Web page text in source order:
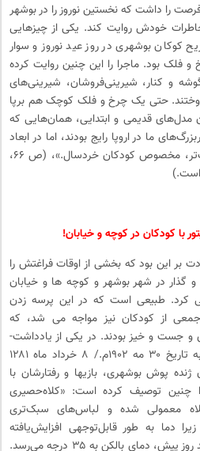
فرصت را داشت که نخستین نوروز را در بوشهر
خودش روایت کند. یکی از چیزهایی
کوکان بوشهری در روز عید نوروز و سوار
فلک بود. ماجرا را این چنین روایت کرده
‌و کنار، شیرینی‌فروشان، شیرینی‌های
حتی یک چرخ‌ و فلک کوچک هم برپا
مدل‌های قدیمی و ابتدایی، همان‌هایی که
ما در اروپا رایج بودند، اما در ابعاد
بسیار کوچک‌تر، مخصوص کودکان خردسال.»، (ص ۶۶،
است.)
با کودکان در کوچه و خیابان!
بر این بود که بخشی از اوقات فراغتش را
در شهر بوشهر و کوچه­ ها و خیابان
کرد. طبیعی است که در این پرسه زدن
از کودکان نیز مواجه می­ شد، که
مشغول بازی و جست و خیز بودند. در یکی از یادداشت­
های خود، به تاریخ ۳۰ مه ۱۹۰۲م./ ۸ خرداد ماه ۱۲۸۱
پوش بوشهری، بازی­ها و رفتارشان با
چنین توصیف کرده است: «کلاه‌حصیری
معمولی شده و لباس‌های سبک‌تری
دما به طور قابل‌توجهی افزایش‌یافته
است؛ از چند روز پیش، دمای بالکن به ۳۵ درجه می‌رسد.